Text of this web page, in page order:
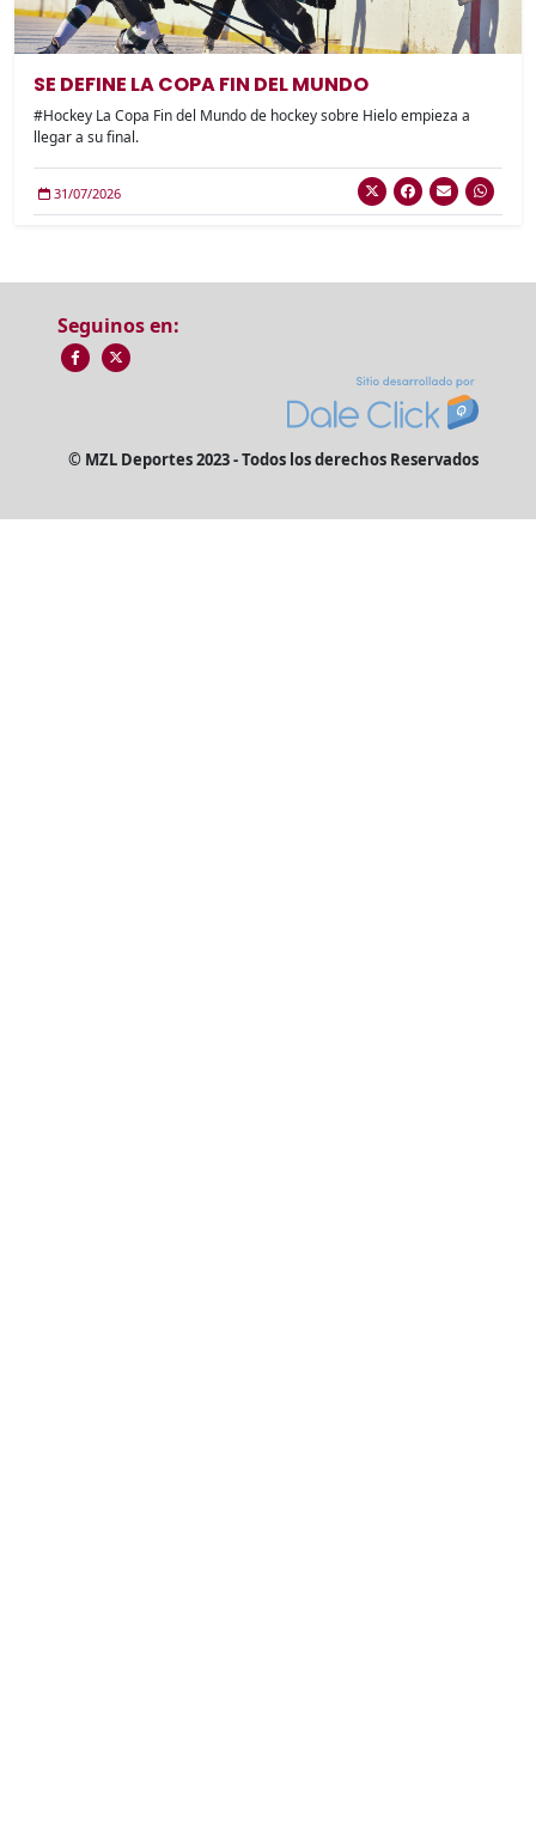
SE DEFINE LA COPA FIN DEL MUNDO
#Hockey La Copa Fin del Mundo de hockey sobre Hielo empieza a
llegar a su final.
31/07/2026
Seguinos en:
© MZL Deportes 2023 - Todos los derechos Reservados